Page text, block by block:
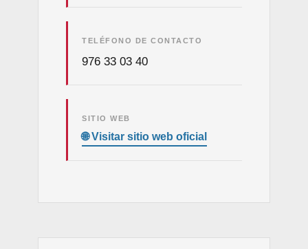
TELÉFONO DE CONTACTO
976 33 03 40
SITIO WEB